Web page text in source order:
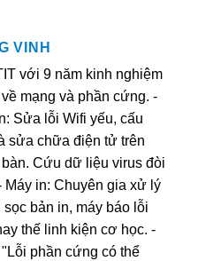
VINH
với 9 năm kinh nghiệm
mạng và phần cứng. -
Sửa lỗi Wifi yếu, cấu
sửa chữa điện tử trên
Cứu dữ liệu virus đòi
Máy in: Chuyên gia xử lý
sọc bản in, máy báo lỗi
thế linh kiện cơ học. -
phần cứng có thể